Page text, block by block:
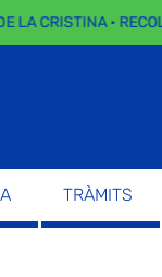
LA CRISTINA ·
TRÀMITS